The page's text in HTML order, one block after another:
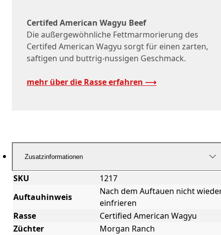
Certifed American Wagyu Beef
Die außergewöhnliche Fettmarmorierung des
Certifed American Wagyu sorgt für einen zarten,
saftigen und buttrig-nussigen Geschmack.
mehr über die Rasse erfahren ⟶
Zusatzinformationen
SKU
1217
Auftauhinweis
Nach dem Auftauen nicht
einfrieren
Rasse
Certified American Wagyu
Züchter
Morgan Ranch